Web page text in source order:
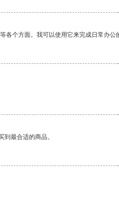
个方面。我可以使用它来完成日常办公
最合适的商品。